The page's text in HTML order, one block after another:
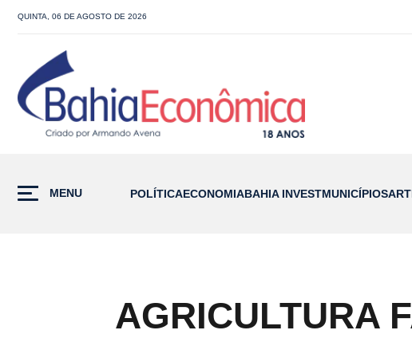
QUINTA, 06 DE AGOSTO DE 2026
MENU POLÍTICAECONOMIABAHIA INVESTMUNICÍPIOS
AGRICULTURA